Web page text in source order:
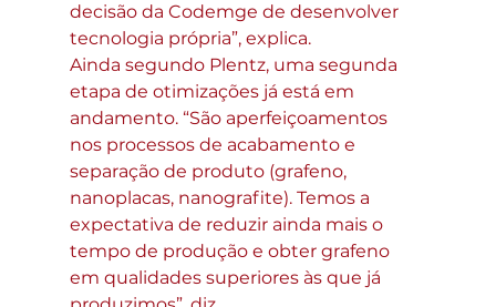
decisão da Codemge de desenvolver
tecnologia própria”, explica.
Ainda segundo Plentz, uma segunda
etapa de otimizações já está em
andamento. “São aperfeiçoamentos
nos processos de acabamento e
separação de produto (grafeno,
nanoplacas, nanografite). Temos a
expectativa de reduzir ainda mais o
tempo de produção e obter grafeno
em qualidades superiores às que já